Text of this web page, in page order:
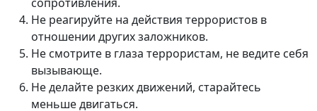
Не реагируйте на действия террористов в
отношении других заложников.
Не смотрите в глаза террористам, не ведите себя
вызывающе.
Не делайте резких движений, старайтесь
меньше двигаться.